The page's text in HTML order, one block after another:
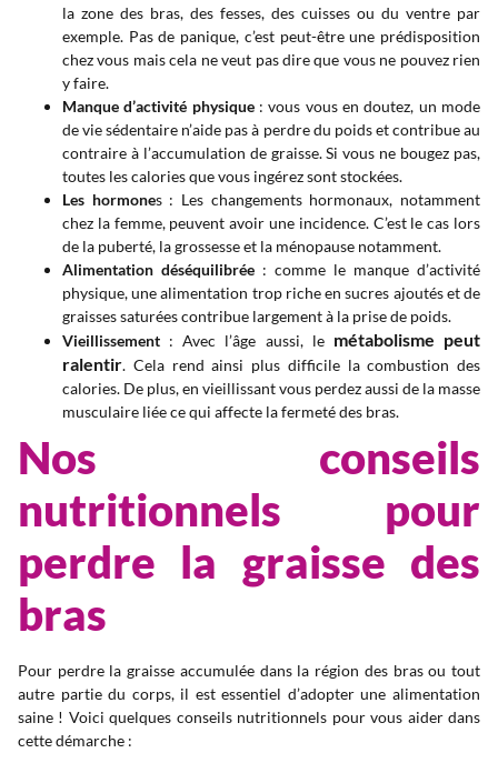
la zone des bras, des fesses, des cuisses ou du ventre par
exemple. Pas de panique, c’est peut-être une prédisposition
chez vous mais cela ne veut pas dire que vous ne pouvez rien
y faire.
Manque d’activité physique: vous vous en doutez, un mode
de vie sédentaire n’aide pas à perdre du poids et contribue au
contraire à l’accumulation de graisse. Si vous ne bougez pas,
toutes les calories que vous ingérez sont stockées.
Les hormones : Les changements hormonaux, notamment
chez la femme, peuvent avoir une incidence. C’est le cas lors
de la puberté, la grossesse et la ménopause notamment.
Alimentation déséquilibrée : comme le manque d’activité
physique, une alimentation trop riche en sucres ajoutés et de
graisses saturées contribue largement à la prise de poids.
Vieillissement : Avec l’âge aussi, le métabolisme peut
ralentir. Cela rend ainsi plus difficile la combustion des
calories. De plus, en vieillissant vous perdez aussi de la masse
musculaire liée ce qui affecte la fermeté des bras.
Nos conseils
nutritionnels pour
perdre la graisse des
bras
Pour perdre la graisse accumulée dans la région des bras ou tout
autre partie du corps, il est essentiel d’adopter une alimentation
saine ! Voici quelques conseils nutritionnels pour vous aider dans
cette démarche :